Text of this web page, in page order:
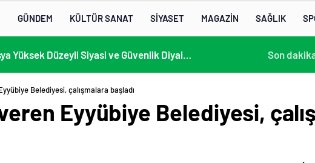
GÜNDEM KÜLTÜR SANAT SİYASET MAGAZİN SAĞLIK
KÜLTÜRLERİN NOTALARLA BULUŞTUĞU YER: MİMOZA’M KAFE’DE DOSTLUK RÜZGARI! 22:07 /
Son
Belediyesi, çalışmalara başladı
Eyyübiye Belediyesi,